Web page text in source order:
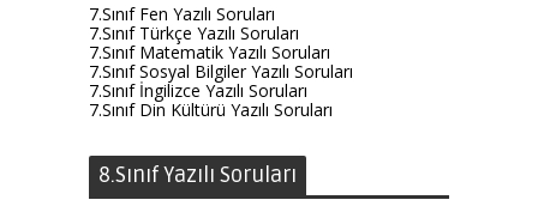
7.Sınıf Fen Yazılı Soruları
7.Sınıf Türkçe Yazılı Soruları
7.Sınıf Matematik Yazılı Soruları
7.Sınıf Sosyal Bilgiler Yazılı Soruları
7.Sınıf İngilizce Yazılı Soruları
7.Sınıf Din Kültürü Yazılı Soruları
8.Sınıf Yazılı Soruları